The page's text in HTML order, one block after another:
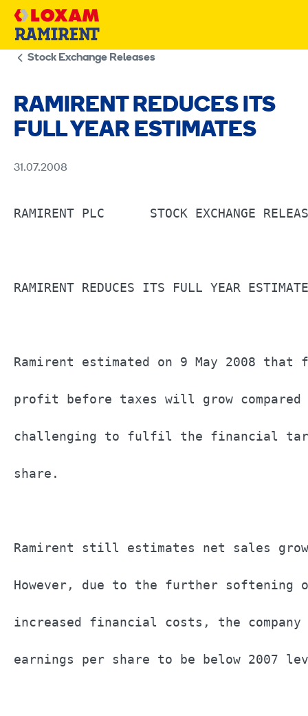
Skip
Stock Exchange Releases
RAMIRENT REDUCES ITS
FULL YEAR ESTIMATES
31.07.2008
RAMIRENT PLC	  STOCK EXCHANGE RELEASE 	31.7.2008 at 3:00 p.m.
RAMIRENT REDUCES
Ramirent estimated on 9 May 2008
profit before taxes will grow
challenging to fulfil the financial
Ramirent still estimates net
However, due to the further
increased financial costs, the
earnings per share